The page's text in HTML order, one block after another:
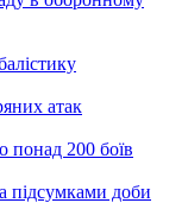
атак
понад 200 боїв
підсумками доби